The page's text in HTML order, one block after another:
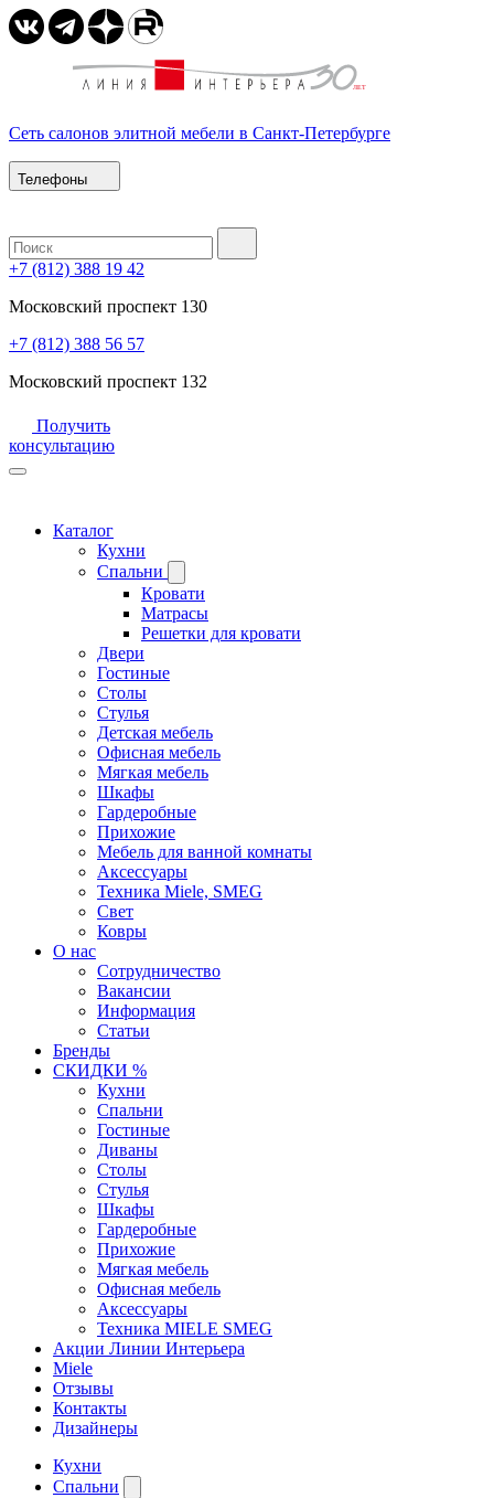
Сеть салонов элитной мебели в Санкт-Петербурге
Телефоны
+7 (812) 388 19 42
Московский проспект 130
+7 (812) 388 56 57
Московский проспект 132
Получить
консультацию
Каталог
Кухни
Спальни
Кровати
Матрасы
Решетки для кровати
Двери
Гостиные
Столы
Стулья
Детская мебель
Офисная мебель
Мягкая мебель
Шкафы
Гардеробные
Прихожие
Мебель для ванной комнаты
Аксессуары
Техника Miele, SMEG
Свет
Ковры
О нас
Сотрудничество
Вакансии
Информация
Статьи
Бренды
СКИДКИ %
Кухни
Спальни
Гостиные
Диваны
Столы
Стулья
Шкафы
Гардеробные
Прихожие
Мягкая мебель
Офисная мебель
Аксессуары
Техника MIELE SMEG
Акции Линии Интерьера
Miele
Отзывы
Контакты
Дизайнеры
Кухни
Спальни